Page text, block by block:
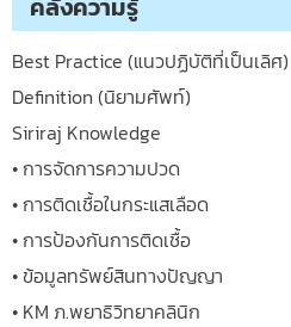
Best Practice (แนวปฏิบัติที่เป็นเลิศ)
Definition (นิยามศัพท์)
Siriraj Knowledge
• การจัดการความปวด
• การติดเชื้อในกระแสเลือด
• การป้องกันการติดเชื้อ
• ข้อมูลทรัพย์สินทางปัญญา
• KM ภ.พยาธิวิทยาคลินิก